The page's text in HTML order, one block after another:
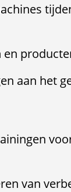
en
aan het
van